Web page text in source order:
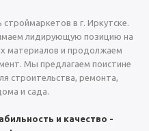
в г. Иркутске.
лидирующую позицию на
материалов и продолжаем
Мы предлагаем поистине
строительства, ремонта,
и сада.
и качество -